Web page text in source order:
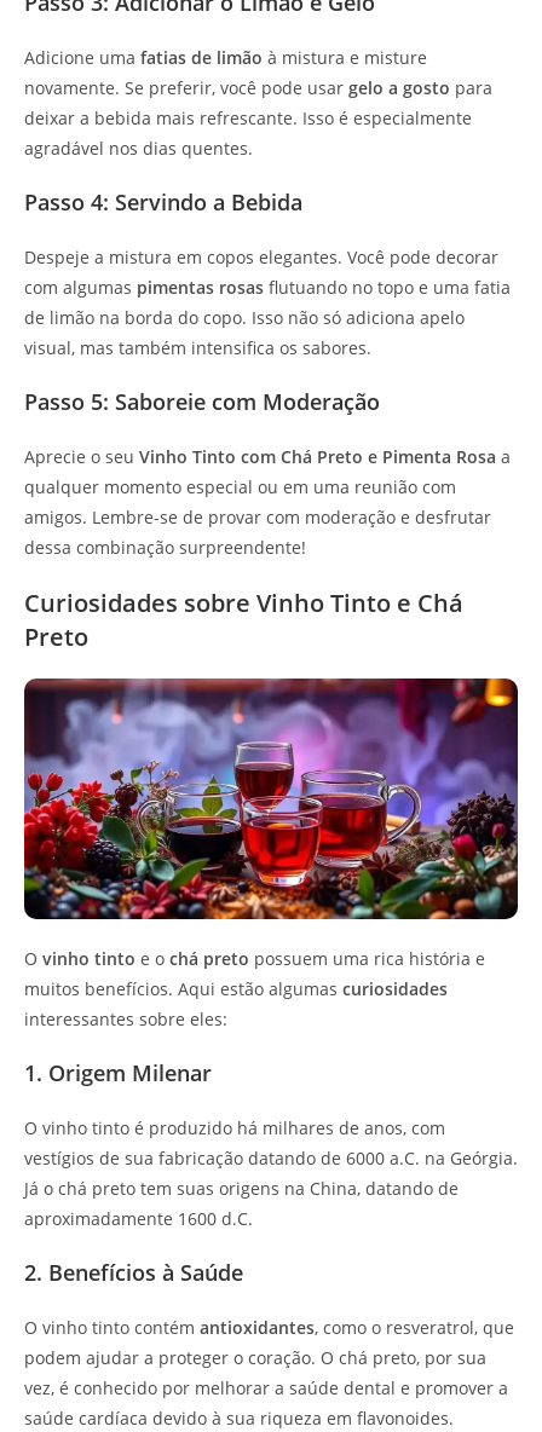
Adicione uma fatias de limão à mistura e misture
novamente. Se preferir, você pode usar gelo a gosto para
deixar a bebida mais refrescante. Isso é especialmente
agradável nos dias quentes.
Passo 4: Servindo a Bebida
Despeje a mistura em copos elegantes. Você pode decorar
com algumas pimentas rosas flutuando no topo e uma fatia
de limão na borda do copo. Isso não só adiciona apelo
visual, mas também intensifica os sabores.
Passo 5: Saboreie com Moderação
Aprecie o seu Vinho Tinto com Chá Preto e Pimenta Rosa a
qualquer momento especial ou em uma reunião com
amigos. Lembre-se de provar com moderação e desfrutar
dessa combinação surpreendente!
Curiosidades sobre Vinho Tinto e Chá
Preto
O vinho tinto e o chá preto possuem uma rica história e
muitos benefícios. Aqui estão algumas curiosidades
interessantes sobre eles:
1. Origem Milenar
O vinho tinto é produzido há milhares de anos, com
vestígios de sua fabricação datando de 6000 a.C. na Geórgia.
Já o chá preto tem suas origens na China, datando de
aproximadamente 1600 d.C.
2. Benefícios à Saúde
O vinho tinto contém antioxidantes, como o resveratrol, que
podem ajudar a proteger o coração. O chá preto, por sua
vez, é conhecido por melhorar a saúde dental e promover a
saúde cardíaca devido à sua riqueza em flavonoides.